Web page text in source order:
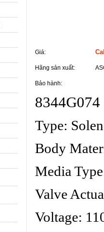
Giá:
Hãng sản xuất:
Bảo hành:
Type:
Body
Media
Valve
Voltage: